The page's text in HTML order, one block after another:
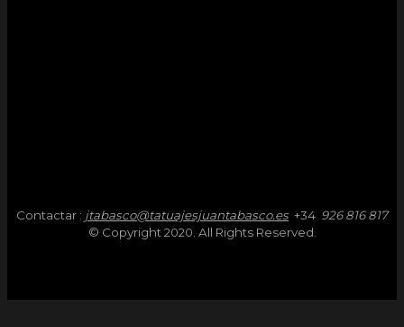
Contactar : jtabasco@tatuajesjuantabasco.es+34 926 816 817
© Copyright 2020. All Rights Reserved.